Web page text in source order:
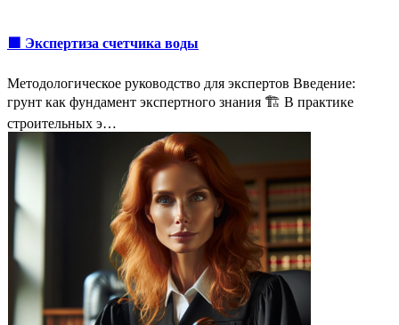
🟩 Экспертиза счетчика воды
Методологическое руководство для экспертов Введение:
грунт как фундамент экспертного знания 🏗️ В практике
строительных э…